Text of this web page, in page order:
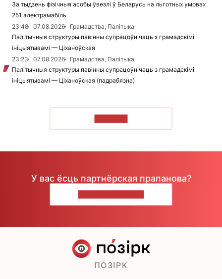
За тыдзень фізічныя асобы ўвезлі ў Беларусь на льготных умовах
251 электрамабіль
23:48
07.08.2026
Грамадства, Палітыка
Палітычныя структуры павінны супрацоўнічаць з грамадскімі
ініцыятывамі — Ціханоўская
23:23
07.08.2026
Грамадства, Палітыка
Палітычныя структуры павінны супрацоўнічаць з грамадскімі
ініцыятывамі — Ціханоўская (падрабязна)
У вас ёсць партнёрская прапанова?
ПОЗІРК